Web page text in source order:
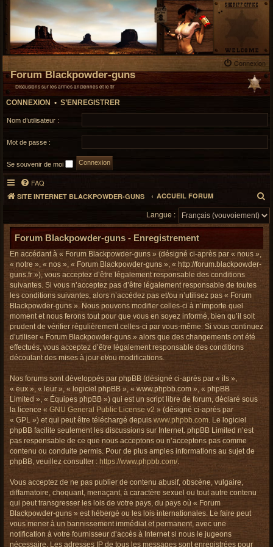
Connexion
Forum Blackpowder-guns
Discusions sur les armes anciennes et le tir
CONNEXION • S’ENREGISTRER
Nom d’utilisateur :
Mot de passe :
Se souvenir de moi
FAQ
SITE INTERNET BLACKPOWDER-GUNS ACCUEIL FORUM
e
c
Langue :
Forum Blackpowder-guns - Enregistrement
En accédant à « Forum Blackpowder-guns » (désigné ci-après par « nous »,
« notre », « nos », « Forum Blackpowder-guns », « http://forum.blackpowder-
guns.fr »), vous acceptez d’être légalement responsable des conditions
suivantes. Si vous n’acceptez pas d’être légalement responsable de toutes
les conditions suivantes, alors n’accédez pas et/ou n’utilisez pas « Forum
Blackpowder-guns ». Nous pouvons modifier celles-ci à n’importe quel
moment et nous ferons tout pour que vous en soyez informé, bien qu’il soit
prudent de vérifier régulièrement celles-ci par vous-même. Si vous continuez
d’utiliser « Forum Blackpowder-guns » alors que des changements ont été
effectués, vous acceptez d’être légalement responsable des conditions
découlant des mises à jour et/ou modifications.
Nos forums sont développés par phpBB (désigné ci-après par « ils »,
« eux », « leur », « logiciel phpBB », « www.phpbb.com », « phpBB
Limited », « Équipes phpBB ») qui est un script libre de forum, déclaré sous
la licence « GNU General Public License v2 » (désigné ci-après par
« GPL ») et qui peut être téléchargé depuis www.phpbb.com. Le logiciel
phpBB facilite seulement les discussions sur Internet. phpBB Limited n’est
pas responsable de ce que nous acceptons ou n’acceptons pas comme
contenu ou conduite permis. Pour de plus amples informations au sujet de
phpBB, veuillez consulter : https://www.phpbb.com/.
Vous acceptez de ne pas publier de contenu abusif, obscène, vulgaire,
diffamatoire, choquant, menaçant, à caractère sexuel ou tout autre contenu
qui peut transgresser les lois de votre pays, du pays où « Forum
Blackpowder-guns » est hébergé ou les lois internationales. Le faire peut
vous mener à un bannissement immédiat et permanent, avec une
notification à votre fournisseur d’accès à Internet si nous le jugeons
nécessaire. Les adresses IP de tous les messages sont enregistrées pour